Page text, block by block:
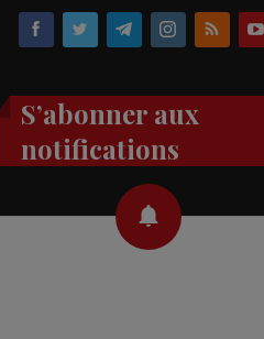
S’abonner aux
notifications